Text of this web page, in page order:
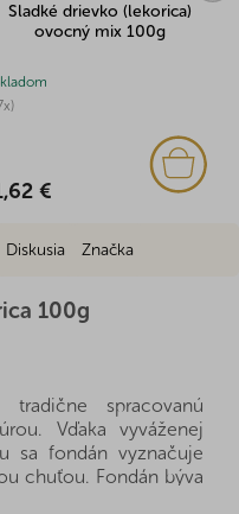
Sladké drievko (lekorica)
ovocný mix 100g
€
Diskusia Značka
100g
spracovanú
Vďaka vyváženej
sa fondán vyznačuje
chuťou. Fondán býva